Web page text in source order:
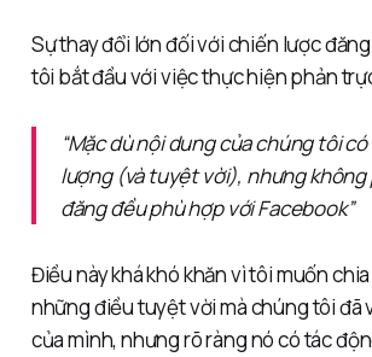
Sự thay đổi lớn đối với chiến lược
tôi bắt đầu với việc thực hiện phản
“Mặc dù nội dung của chúng tôi
lượng (và tuyệt vời), nhưng không
đăng đều phù hợp với Facebook”
Điều này khá khó khăn vì tôi muốn
những điều tuyệt vời mà chúng tôi đã
của mình, nhưng rõ ràng nó có tác